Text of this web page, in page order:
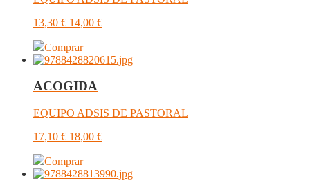
13,30 € 14,00 €
Comprar
ACOGIDA
EQUIPO ADSIS DE PASTORAL
17,10 € 18,00 €
Comprar